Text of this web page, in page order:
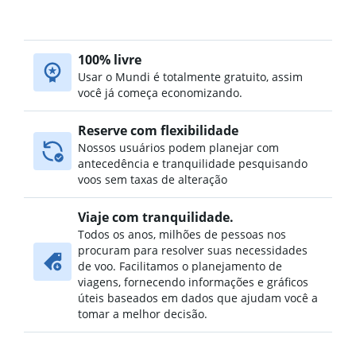
100% livre
Usar o Mundi é totalmente gratuito, assim
você já começa economizando.
Reserve com flexibilidade
Nossos usuários podem planejar com
antecedência e tranquilidade pesquisando
voos sem taxas de alteração
Viaje com tranquilidade.
Todos os anos, milhões de pessoas nos
procuram para resolver suas necessidades
de voo. Facilitamos o planejamento de
viagens, fornecendo informações e gráficos
úteis baseados em dados que ajudam você a
tomar a melhor decisão.